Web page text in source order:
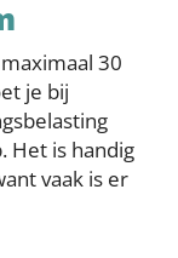
30
je bij
Het is handig
vaak is er